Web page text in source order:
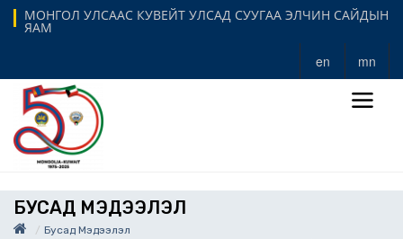
МОНГОЛ УЛСААС КУВЕЙТ УЛСАД СУУГАА ЭЛЧИН САЙДЫН
ЯАМ
en mn
БУСАД МЭДЭЭЛЭЛ
Бусад Мэдээлэл